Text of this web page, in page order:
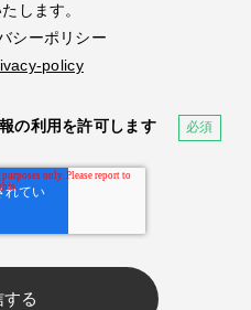
します。
シーポリシー
policy
の利用を許可します